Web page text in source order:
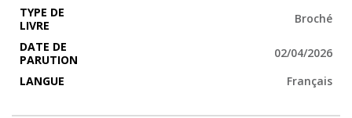
TYPE DE
LIVRE
Broché
DATE DE
PARUTION
02/04/2026
LANGUE
Français